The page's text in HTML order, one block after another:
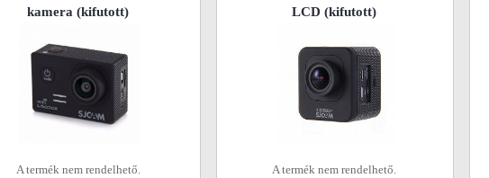
kamera (kifutott)
A termék nem rendelhető.
LCD (kifutott)
A termék nem rendelhető.